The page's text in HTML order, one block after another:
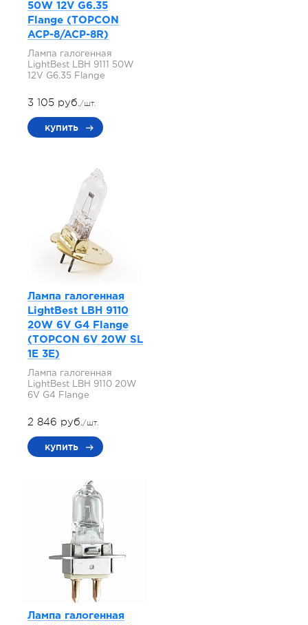
50W 12V G6.35
Flange (TOPCON
ACP-8/ACP-8R)
Лампа галогенная
LightBest LBH 9111 50W
12V G6.35 Flange
3 105 руб./шт.
купить
Лампа галогенная
LightBest LBH 9110
20W 6V G4 Flange
(TOPCON 6V 20W SL
1E 3E)
Лампа галогенная
LightBest LBH 9110 20W
6V G4 Flange
2 846 руб./шт.
купить
Лампа галогенная